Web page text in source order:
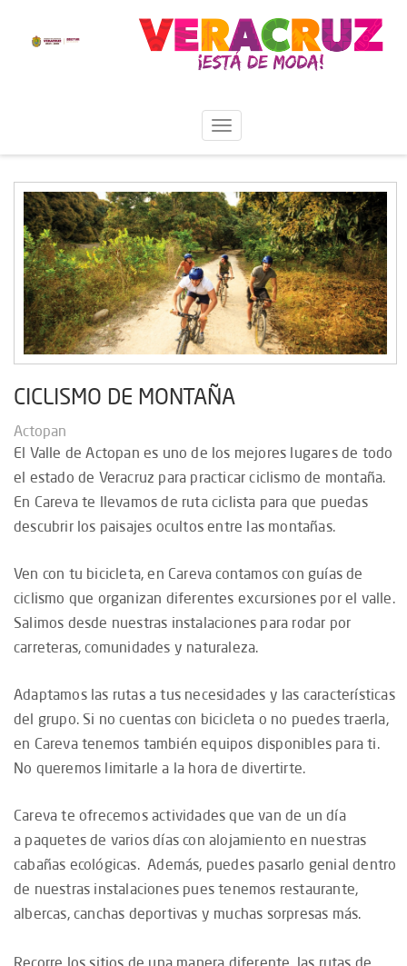
CICLISMO DE MONTAÑA
Actopan
El Valle de Actopan es uno de los mejores lugares de todo
el estado de Veracruz para practicar ciclismo de montaña.
En Careva te llevamos de ruta ciclista para que puedas
descubrir los paisajes ocultos entre las montañas.
Ven con tu bicicleta, en Careva contamos con guías de
ciclismo que organizan diferentes excursiones por el valle.
Salimos desde nuestras instalaciones para rodar por
carreteras, comunidades y naturaleza.
Adaptamos las rutas a tus necesidades y las características
del grupo. Si no cuentas con bicicleta o no puedes traerla,
en Careva tenemos también equipos disponibles para ti.
No queremos limitarle a la hora de divertirte.
Careva te ofrecemos actividades que van de un día
a paquetes de varios días con alojamiento en nuestras
cabañas ecológicas. Además, puedes pasarlo genial dentro
de nuestras instalaciones pues tenemos restaurante,
albercas, canchas deportivas y muchas sorpresas más.